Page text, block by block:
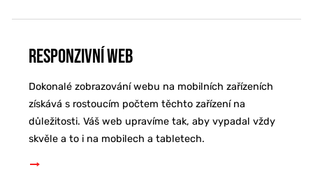
Responzivní web
Dokonalé zobrazování webu na mobilních zařízeních
získává s rostoucím počtem těchto zařízení na
důležitosti. Váš web upravíme tak, aby vypadal vždy
skvěle a to i na mobilech a tabletech.